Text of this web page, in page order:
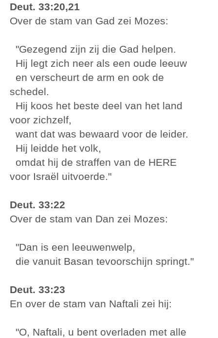
Deut. 33:20,21
Over de stam van Gad zei Mozes:
"Gezegend zijn zij die Gad helpen.
Hij legt zich neer als een oude leeuw
en verscheurt de arm en ook de
schedel.
Hij koos het beste deel van het land
voor zichzelf,
want dat was bewaard voor de leider.
Hij leidde het volk,
omdat hij de straffen van de HERE
voor Israël uitvoerde."
Deut. 33:22
Over de stam van Dan zei Mozes:
"Dan is een leeuwenwelp,
die vanuit Basan tevoorschijn springt."
Deut. 33:23
En over de stam van Naftali zei hij:
"O, Naftali, u bent overladen met alle